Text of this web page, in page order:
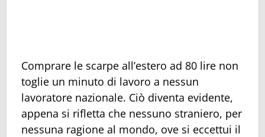
Comprare le scarpe all’estero ad 80 lire non
toglie un minuto di lavoro a nessun
lavoratore nazionale. Ciò diventa evidente,
appena si rifletta che nessuno straniero, per
nessuna ragione al mondo, ove si eccettui il